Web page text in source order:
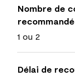
Nombre de
1 ou 2
Délai de